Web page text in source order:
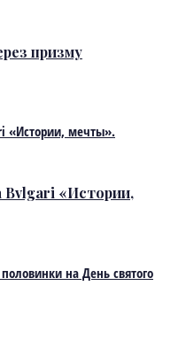
призму
Bvlgari «Истории,